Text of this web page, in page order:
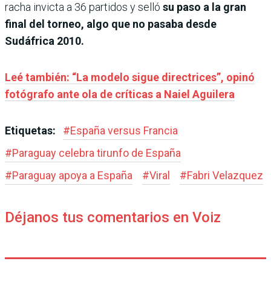
racha invicta a 36 partidos y selló su paso a la gran
final del torneo, algo que no pasaba desde
Sudáfrica 2010.
Leé también: “La modelo sigue directrices”, opinó
fotógrafo ante ola de críticas a Naiel Aguilera
Etiquetas: #España versus Francia
#Paraguay celebra tirunfo de España
#Paraguay apoya a España #Viral #Fabri Velazquez
Déjanos tus comentarios en Voiz